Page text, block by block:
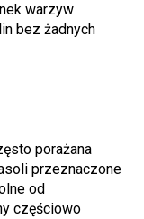
warzyw
bez żadnych
porażana
przeznaczone
od
częściowo